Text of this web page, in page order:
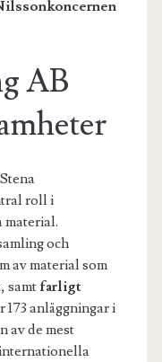
AB
roll i
material.
och
av material som
, samt farligt
173 anläggningar i
av de mest